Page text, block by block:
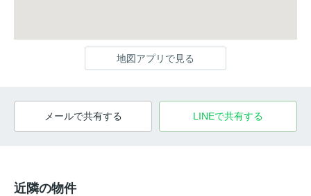
地図アプリで見る
メールで共有する LINEで共有する
近隣の物件